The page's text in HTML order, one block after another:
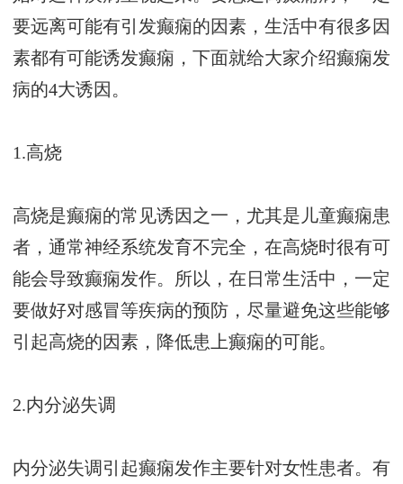
要远离可能有引发癫痫的因素，生活中有很多因
素都有可能诱发癫痫，下面就给大家介绍癫痫发
病的4大诱因。
1.高烧
高烧是癫痫的常见诱因之一，尤其是儿童癫痫患
者，通常神经系统发育不完全，在高烧时很有可
能会导致癫痫发作。所以，在日常生活中，一定
要做好对感冒等疾病的预防，尽量避免这些能够
引起高烧的因素，降低患上癫痫的可能。
2.内分泌失调
内分泌失调引起癫痫发作主要针对女性患者。有